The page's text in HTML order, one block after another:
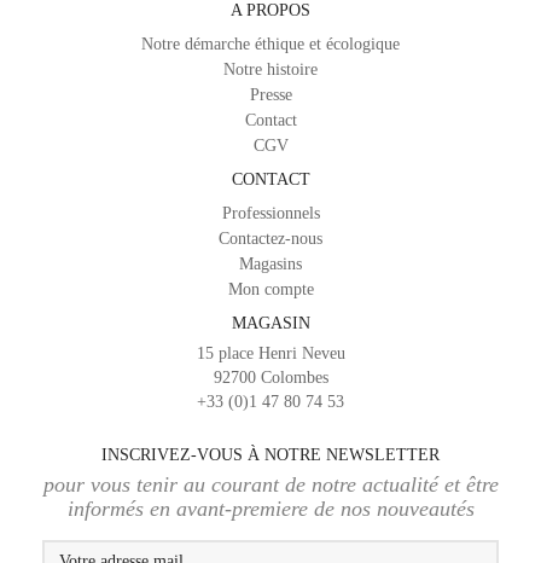
A PROPOS
Notre démarche éthique et écologique
Notre histoire
Presse
Contact
CGV
CONTACT
Professionnels
Contactez-nous
Magasins
Mon compte
MAGASIN
15 place Henri Neveu
92700 Colombes
+33 (0)1 47 80 74 53
INSCRIVEZ-VOUS À NOTRE NEWSLETTER
pour vous tenir au courant de notre actualité et être
informés en avant-premiere de nos nouveautés